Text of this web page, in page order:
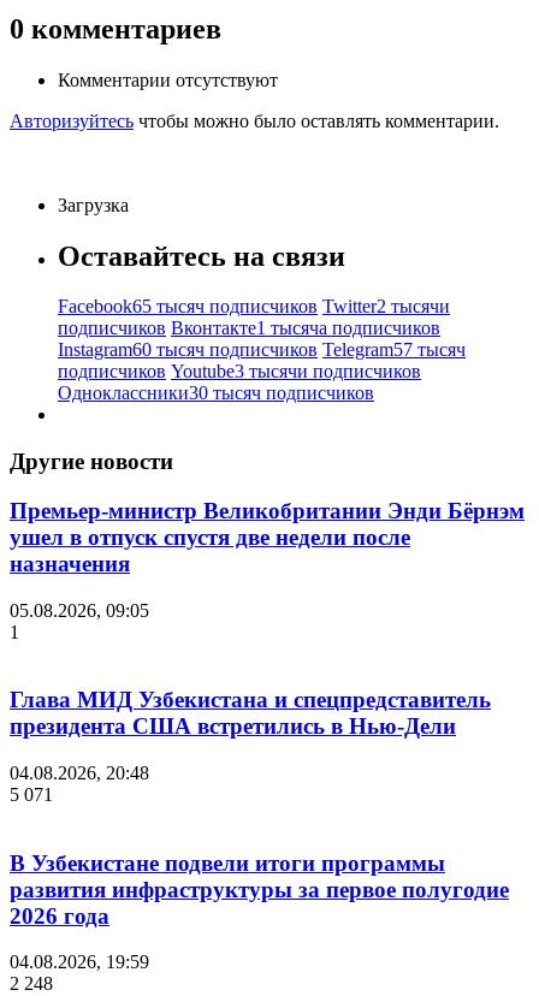
0 комментариев
Комментарии отсутствуют
Авторизуйтесь чтобы можно было оставлять комментарии.
Загрузка
Оставайтесь на связи
Facebook65 тысяч подписчиков Twitter2 тысячи
подписчиков Вконтакте1 тысяча подписчиков
Instagram60 тысяч подписчиков Telegram57 тысяч
подписчиков Youtube3 тысячи подписчиков
Одноклассники30 тысяч подписчиков
Другие новости
Премьер-министр Великобритании Энди Бёрнэм
ушел в отпуск спустя две недели после
назначения
05.08.2026, 09:05
1
Глава МИД Узбекистана и спецпредставитель
президента США встретились в Нью-Дели
04.08.2026, 20:48
5 071
В Узбекистане подвели итоги программы
развития инфраструктуры за первое полугодие
2026 года
04.08.2026, 19:59
2 248